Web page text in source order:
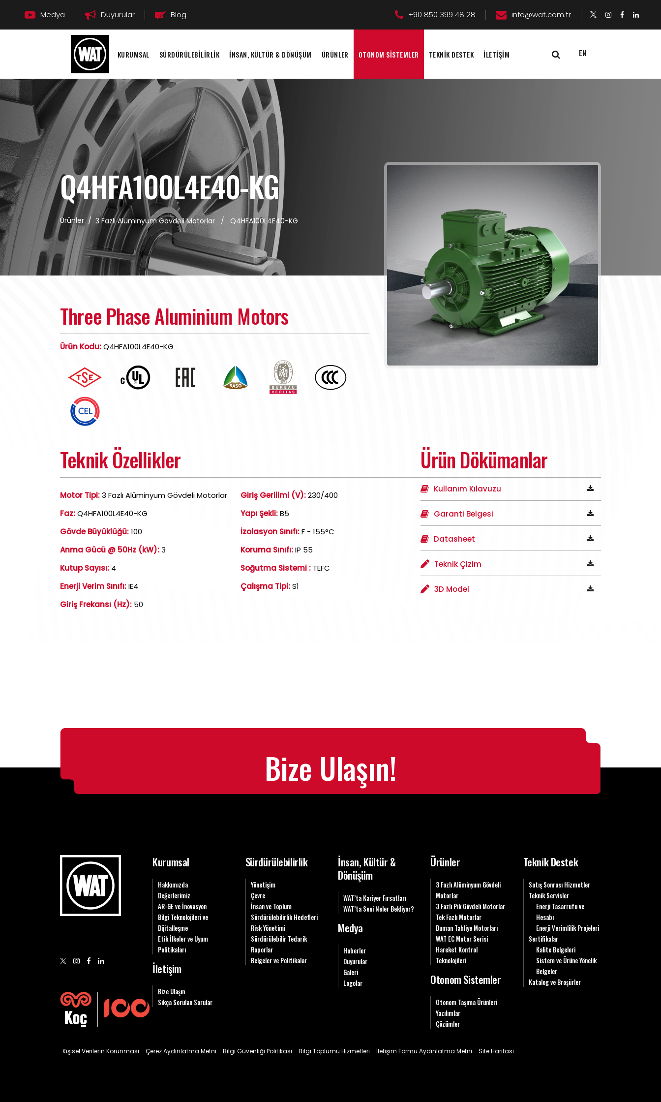
Medya Duyurular Blog +90 850 399 48 28 info@wat.com.tr
KURUMSAL SÜRDÜRÜLEBİLİRLİK İNSAN, KÜLTÜR & DÖNÜŞÜM ÜRÜNLER OTONOM SİSTEMLER TEKNİK DESTEK İLETİŞİM EN
Q4HFA100L4E40-KG
Ürünler/ 3 Fazlı Alüminyum Gövdeli Motorlar / Q4HFA100L4E40-KG
Three Phase Aluminium Motors
Ürün Kodu:Q4HFA100L4E40-KG
Teknik Özellikler
Motor Tipi:3 Fazlı Alüminyum Gövdeli Motorlar
Faz:Q4HFA100L4E40-KG
Gövde Büyüklüğü:100
Anma Gücü @ 50Hz (kW):3
Kutup Sayısı: 4
Enerji Verim Sınıfı:IE4
Giriş Frekansı (Hz): 50
Giriş Gerilimi (V):230/400
Yapı Şekli:B5
İzolasyon Sınıfı:F - 155°C
Koruma Sınıfı:IP 55
Soğutma Sistemi :TEFC
Çalışma Tipi:S1
Ürün Dökümanlar
Kullanım Kılavuzu
Garanti Belgesi
Datasheet
Teknik Çizim
3D Model
Bize Ulaşın!
Kurumsal
Hakkımızda
Değerlerimiz
AR-GE ve İnovasyon
Bilgi Teknolojileri ve
Dijitalleşme
Etik İlkeler ve Uyum
Politikaları
İletişim
Bize Ulaşın
Sıkça Sorulan Sorular
Sürdürülebilirlik
Yönetişim
Çevre
İnsan ve Toplum
Sürdürülebilirlik Hedefleri
Risk Yönetimi
Sürdürülebilir Tedarik
Raporlar
Belgeler ve Politikalar
İnsan, Kültür &
Dönüşüm
WAT’ta Kariyer Fırsatları
WAT’ta Seni Neler Bekliyor?
Medya
Haberler
Duyurular
Galeri
Logolar
Ürünler
3 Fazlı Alüminyum Gövdeli
Motorlar
3 Fazlı Pik Gövdeli Motorlar
Tek Fazlı Motorlar
Duman Tahliye Motorları
WAT EC Motor Serisi
Hareket Kontrol
Teknolojileri
Otonom Sistemler
Otonom Taşıma Ürünleri
Yazılımlar
Çözümler
Teknik Destek
Satış Sonrası Hizmetler
Teknik Servisler
Enerji Tasarrufu ve
Hesabı
Enerji Verimlilik Projeleri
Sertifikalar
Kalite Belgeleri
Sistem ve Ürüne Yönelik
Belgeler
Katalog ve Broşürler
Kişisel Verilerin Korunması Çerez Aydınlatma Metni Bilgi Güvenliği Politikası Bilgi Toplumu Hizmetleri İletişim Formu Aydınlatma Metni Site Haritası